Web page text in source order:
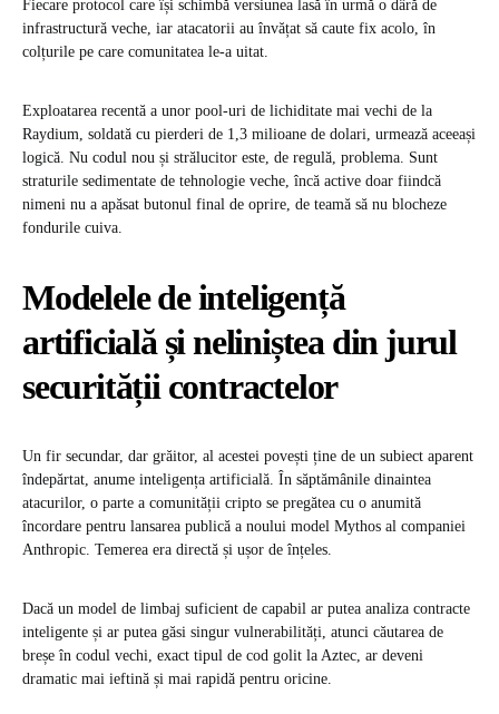
Fiecare protocol care își schimbă versiunea lasă în urmă o dâră de
infrastructură veche, iar atacatorii au învățat să caute fix acolo, în
colțurile pe care comunitatea le-a uitat.
Exploatarea recentă a unor pool-uri de lichiditate mai vechi de la
Raydium, soldată cu pierderi de 1,3 milioane de dolari, urmează aceeași
logică. Nu codul nou și strălucitor este, de regulă, problema. Sunt
straturile sedimentate de tehnologie veche, încă active doar fiindcă
nimeni nu a apăsat butonul final de oprire, de teamă să nu blocheze
fondurile cuiva.
Modelele de inteligență
artificială și neliniștea din jurul
securității contractelor
Un fir secundar, dar grăitor, al acestei povești ține de un subiect aparent
îndepărtat, anume inteligența artificială. În săptămânile dinaintea
atacurilor, o parte a comunității cripto se pregătea cu o anumită
încordare pentru lansarea publică a noului model Mythos al companiei
Anthropic. Temerea era directă și ușor de înțeles.
Dacă un model de limbaj suficient de capabil ar putea analiza contracte
inteligente și ar putea găsi singur vulnerabilități, atunci căutarea de
breșe în codul vechi, exact tipul de cod golit la Aztec, ar deveni
dramatic mai ieftină și mai rapidă pentru oricine.